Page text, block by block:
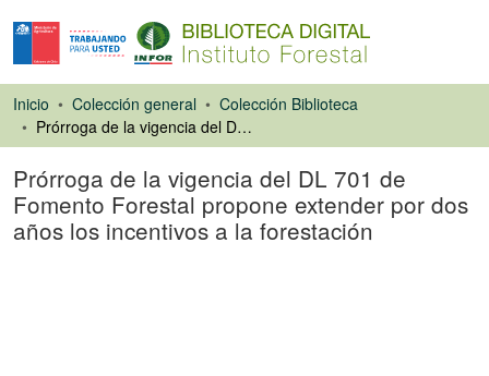
Inicio Colección general
Colección Biblioteca
Prórroga de la vigencia del DL 701 de Fomento Forestal propone extender por dos años los incentivos a la forestación
Prórroga de la vigencia del DL 701 de
Fomento Forestal propone extender por dos
años los incentivos a la forestación